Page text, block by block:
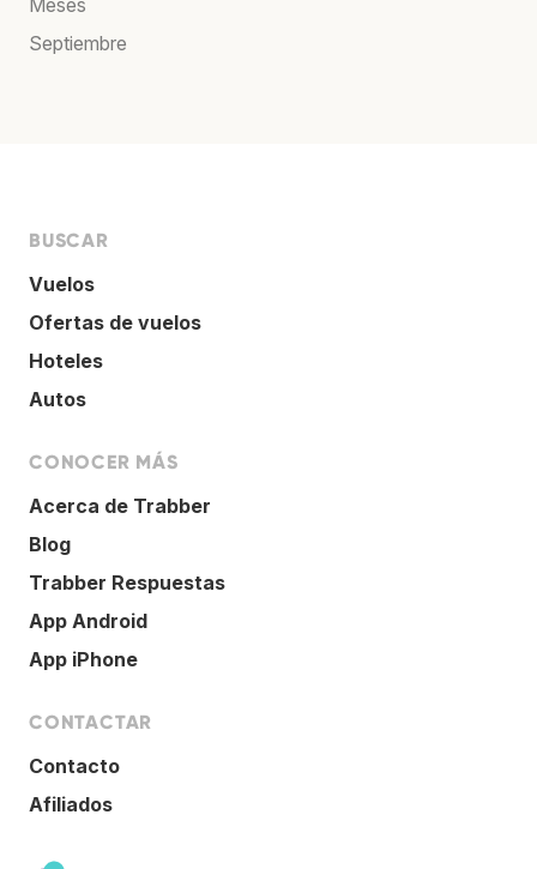
Meses
Septiembre
BUSCAR
Vuelos
Ofertas de vuelos
Hoteles
Autos
CONOCER MÁS
Acerca de Trabber
Blog
Trabber Respuestas
App Android
App iPhone
CONTACTAR
Contacto
Afiliados